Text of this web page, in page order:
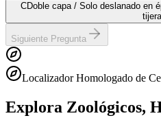
CDoble capa / Solo deslanado en
Siguiente Pregunta
Localizador Homologado de
Explora Zoológicos,